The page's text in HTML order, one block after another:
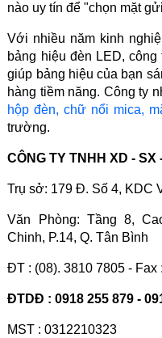
nào uy tín để "chọn mặt
Với nhiều năm kinh
bảng hiệu đèn LED,
giúp bảng hiệu của bạn
hàng tiềm năng. Công ty
hộp đèn, chữ nổi mica,
trường.
CÔNG TY TNHH XD - SX
Trụ sở: 179 Đ. Số 4, KDC
Văn Phòng: Tầng 8,
Chinh, P.14, Q. Tân Bình
ĐT : (08). 3810 7805 - Fax
ĐTDĐ : 0918 255 879 -
MST : 0312210323